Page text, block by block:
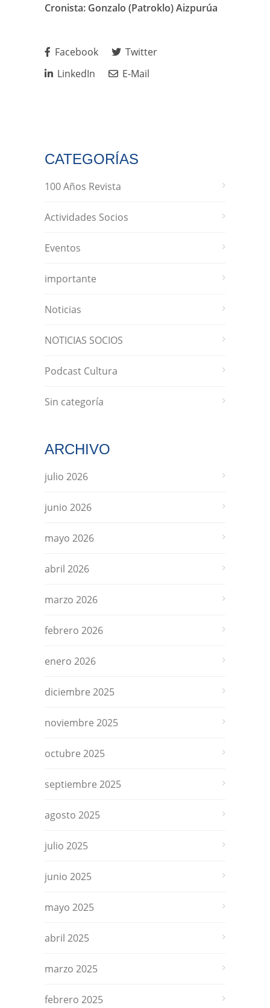
Cronista: Gonzalo (Patroklo) Aizpurúa
Facebook
Twitter
LinkedIn
E-Mail
CATEGORÍAS
100 Años Revista
Actividades Socios
Eventos
importante
Noticias
NOTICIAS SOCIOS
Podcast Cultura
Sin categoría
ARCHIVO
julio 2026
junio 2026
mayo 2026
abril 2026
marzo 2026
febrero 2026
enero 2026
diciembre 2025
noviembre 2025
octubre 2025
septiembre 2025
agosto 2025
julio 2025
junio 2025
mayo 2025
abril 2025
marzo 2025
febrero 2025